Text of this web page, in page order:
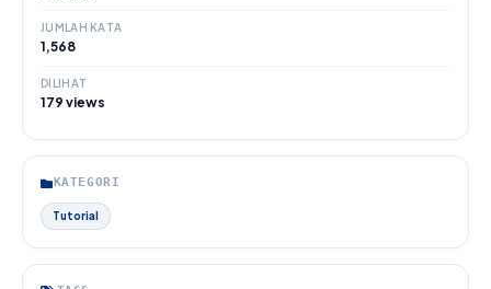
JUMLAH KATA
1,568
DILIHAT
179 views
KATEGORI
Tutorial